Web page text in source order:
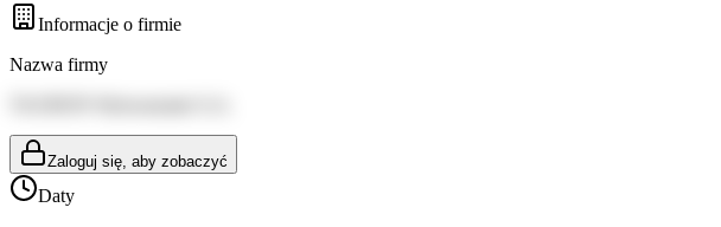
Informacje o firmie
Nazwa firmy
Zaloguj się, aby zobaczyć
Daty